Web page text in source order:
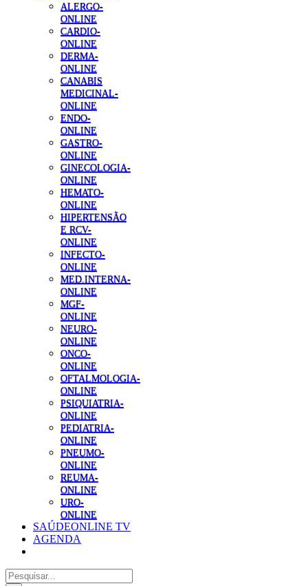
ALERGO-
ONLINE
CARDIO-
ONLINE
DERMA-
ONLINE
CANABIS
MEDICINAL-
ONLINE
ENDO-
ONLINE
GASTRO-
ONLINE
GINECOLOGIA-
ONLINE
HEMATO-
ONLINE
HIPERTENSÃO
E RCV-
ONLINE
INFECTO-
ONLINE
MED.INTERNA-
ONLINE
MGF-
ONLINE
NEURO-
ONLINE
ONCO-
ONLINE
OFTALMOLOGIA-
ONLINE
PSIQUIATRIA-
ONLINE
PEDIATRIA-
ONLINE
PNEUMO-
ONLINE
REUMA-
ONLINE
URO-
ONLINE
SAÚDEONLINE TV
AGENDA
Pesquisar